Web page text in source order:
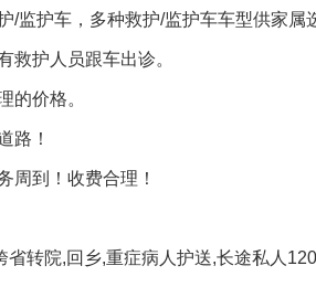
/监护车，多种救护/监护车车型供家属
救护人员跟车出诊。
的价格。
路！
周到！收费合理！
转院,回乡,重症病人护送,长途私人